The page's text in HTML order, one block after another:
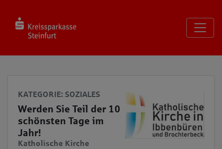
KATEGORIE: SOZIALES
Werden Sie Teil der 10
schönsten Tage im
Jahr!
Katholische Kirche